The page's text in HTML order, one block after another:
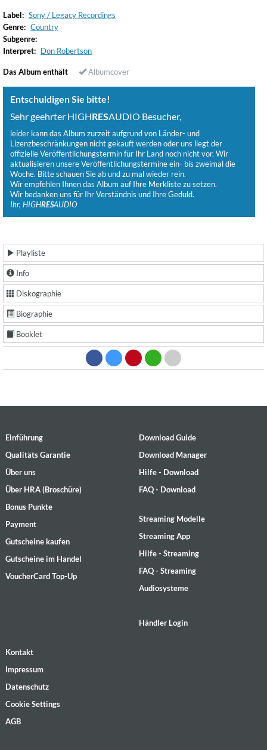
Label: Sony / Legacy Recordings
Genre: Country
Subgenre:
Interpret: Don Robertson
Das Album enthält Albumcover
Entschuldigen Sie bitte!
Sehr geehrter HIGHRESAUDIO Besucher,
leider kann das Album zurzeit aufgrund von Länder- und
Lizenzbeschränkungen nicht gekauft werden oder uns liegt der
offizielle Veröffentlichungstermin für Ihr Land noch nicht vor. Wir
aktualisieren unsere Veröffentlichungstermine ein- bis zweimal die
Woche. Bitte schauen Sie ab und zu mal wieder rein.
Wir empfehlen Ihnen das Album auf Ihre Merkliste zu setzen.
Wir bedanken uns für Ihr Verständnis und Ihre Geduld.
Ihr, HIGHRESAUDIO
Playliste
Info
Diskographie
Biographie
Booklet
Einführung
Qualitäts Garantie
Über uns
Über HRA (Broschüre)
Bonus Punkte
Payment
Gutscheine kaufen
Gutscheine im Handel
VoucherCard Top-Up
Download Guide
Download Manager
Hilfe - Download
FAQ - Download
Streaming Modelle
Streaming App
Hilfe - Streaming
FAQ - Streaming
Audiosysteme
Händler Login
Kontakt
Impressum
Datenschutz
Cookie Settings
AGB